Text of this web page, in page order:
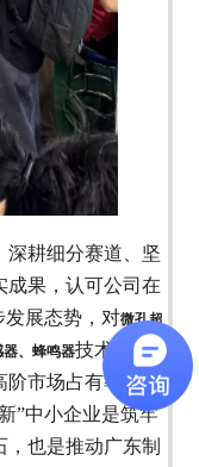
深耕细分赛道、坚
成果，认可公司在
发展态势，对微孔超
、蜂鸣器技术优势
阶市场占有率非常
”中小企业是筑牢
也是推动广东制